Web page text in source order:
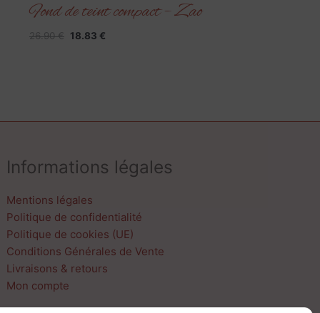
Fond de teint compact – Zao
26.90€ 18.83 €
Informations légales
Mentions légales
Politique de confidentialité
Politique de cookies (UE)
Conditions Générales de Vente
Livraisons & retours
Mon compte